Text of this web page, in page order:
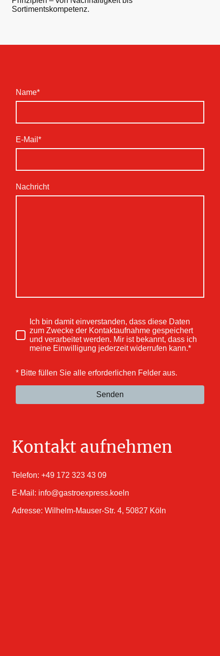
Sortimentskompetenz.
Name*
E-Mail *
Nachricht
Ich bin damit einverstanden, dass diese Daten
zum Zwecke der Kontaktaufnahme gespeichert
und verarbeitet werden. Mir ist bekannt, dass ich
meine Einwilligung jederzeit widerrufen kann.*
* Bitte füllen Sie alle erforderlichen Felder aus.
Senden
Kontakt aufnehmen
Telefon: +49 172 323 43 09
E-Mail: info@gastroexpress.koeln
Adresse: Wilhelm-Mauser-Str. 4, 50827 Köln